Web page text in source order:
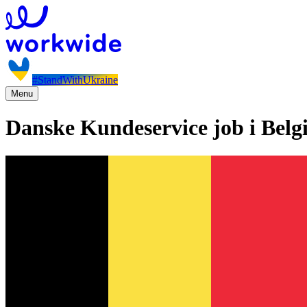
#StandWithUkraine
Menu
Danske Kundeservice job i